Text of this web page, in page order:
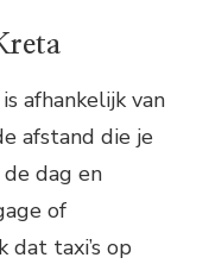
afhankelijk van
afstand die je
dag en
of
taxi’s op